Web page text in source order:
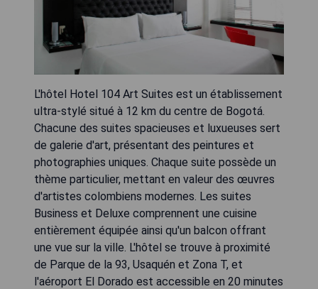
L'hôtel Hotel 104 Art Suites est un établissement
ultra-stylé situé à 12 km du centre de Bogotá.
Chacune des suites spacieuses et luxueuses sert
de galerie d'art, présentant des peintures et
photographies uniques. Chaque suite possède un
thème particulier, mettant en valeur des œuvres
d'artistes colombiens modernes. Les suites
Business et Deluxe comprennent une cuisine
entièrement équipée ainsi qu'un balcon offrant
une vue sur la ville. L'hôtel se trouve à proximité
de Parque de la 93, Usaquén et Zona T, et
l'aéroport El Dorado est accessible en 20 minutes